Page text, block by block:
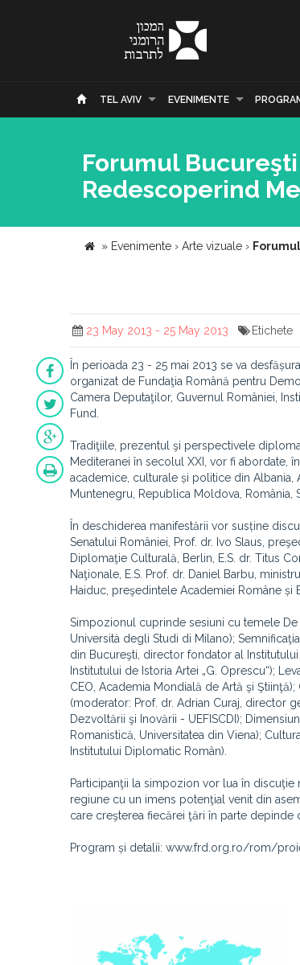
TEL AVIV EVENIMENTE
Forumul
Redescoperind
» Evenimente › Arte vizuale ›
23 May 2013 - 25 May 2013 Etichete
În perioada 23 - 25 mai 2013 se va
organizat de Fundaţia Română pentru
Camera Deputaţilor, Guvernul României,
Fund.
Tradiţiile, prezentul şi perspectivele
Mediteranei în secolul XXI, vor fi abordate,
academice, culturale și politice din Albania,
Muntenegru, Republica Moldova, România,
În deschiderea manifestării vor susține
Senatului României, Prof. dr. Ivo Slaus,
Diplomaţie Culturală, Berlin, E.S. dr. Titus
Naţionale, E.S. Prof. dr. Daniel Barbu,
Haiduc, preşedintele Academiei Române și
Simpozionul cuprinde sesiuni cu temele
Università degli Studi di Milano);
din Bucureşti, director fondator al
Institutului de Istoria Artei „G. Oprescu“);
CEO, Academia Mondială de Artă şi
(moderator: Prof. dr. Adrian Curaj, director
Dezvoltării şi Inovării - UEFISCDI);
Romanistică, Universitatea din Viena);
Institutului Diplomatic Român).
Participanţii la simpozion vor lua în discuţie
regiune cu un imens potenţial venit din
care creşterea fiecărei ţări în parte depinde
Program și detalii: www.frd.org.ro/rom/